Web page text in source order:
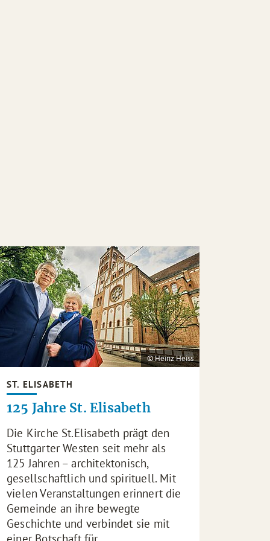
© Heinz Heiss
ST. ELISABETH
125 Jahre St. Elisabeth
Die Kirche St.Elisabeth prägt den
Stuttgarter Westen seit mehr als
125 Jahren – architektonisch,
gesellschaftlich und spirituell. Mit
vielen Veranstaltungen erinnert die
Gemeinde an ihre bewegte
Geschichte und verbindet sie mit